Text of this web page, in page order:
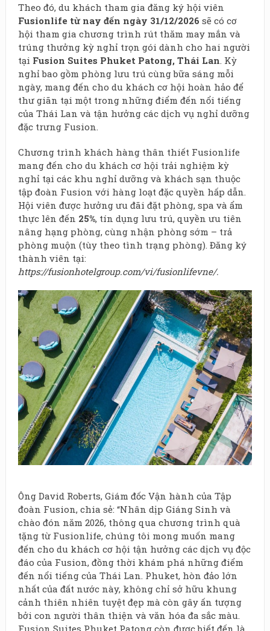
Theo đó, du khách tham gia đăng ký hội viên
Fusionlife từ nay đến ngày 31/12/2026 sẽ có cơ
hội tham gia chương trình rút thăm may mắn và
trúng thưởng kỳ nghỉ trọn gói dành cho hai người
tại Fusion Suites Phuket Patong, Thái Lan . Kỳ
nghỉ bao gồm phòng lưu trú cùng bữa sáng mỗi
ngày, mang đến cho du khách cơ hội hoàn hảo để
thư giãn tại một trong những điểm đến nổi tiếng
của Thái Lan và tận hưởng các dịch vụ nghỉ dưỡng
đặc trưng Fusion.
Chương trình khách hàng thân thiết Fusionlife
mang đến cho du khách cơ hội trải nghiệm kỳ
nghỉ tại các khu nghỉ dưỡng và khách sạn thuộc
tập đoàn Fusion với hàng loạt đặc quyền hấp dẫn.
Hội viên được hưởng ưu đãi đặt phòng, spa và ẩm
thực lên đến 25%, tín dụng lưu trú, quyền ưu tiên
nâng hạng phòng, cùng nhận phòng sớm – trả
phòng muộn (tùy theo tình trạng phòng). Đăng ký
thành viên tại:
https://fusionhotelgroup.com/vi/fusionlifevne/.
Ông David Roberts, Giám đốc Vận hành của Tập
đoàn Fusion, chia sẻ: “Nhân dịp Giáng Sinh và
chào đón năm 2026, thông qua chương trình quà
tặng từ Fusionlife, chúng tôi mong muốn mang
đến cho du khách cơ hội tận hưởng các dịch vụ độc
đáo của Fusion, đồng thời khám phá những điểm
đến nổi tiếng của Thái Lan. Phuket, hòn đảo lớn
nhất của đất nước này, không chỉ sở hữu khung
cảnh thiên nhiên tuyệt đẹp mà còn gây ấn tượng
bởi con người thân thiện và văn hóa đa sắc màu.